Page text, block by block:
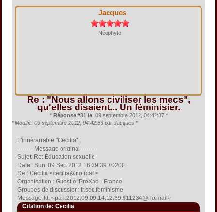
Jacques
Néophyte
Re : "Nous allons civiliser les mecs",
qu'elles disaient... Un féminisier.
* Réponse #31 le: 09 septembre 2012, 04:42:37 *
* Modifié: 09 septembre 2012, 04:42:53 par Jacques *
L'innérarrable "Cecilia" :
-------- Message original --------
Sujet: Re: Éducation sexuelle
Date : Sun, 09 Sep 2012 16:39:39 +0200
De : Cecilia <cecilia@no.mail>
Organisation : Guest of ProXad - France
Groupes de discussion: fr.soc.feminisme
Message-Id: <pan.2012.09.09.14.12.39.911234@no.mail>
Citation de: Cecilia